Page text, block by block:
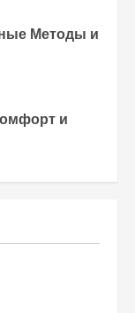
Методы и
и